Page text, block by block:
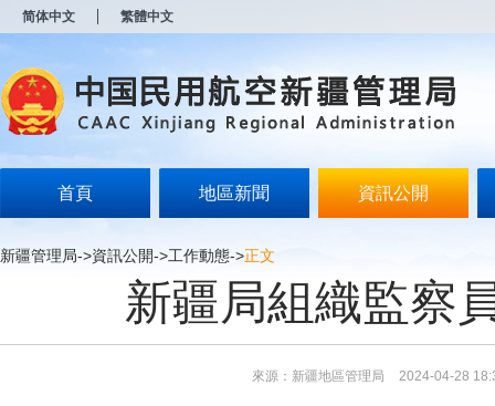
简体中文 繁體中文
首頁 地區新聞 資訊公開
新疆管理局->資訊公開->工作動態->正文
新疆局組織監察
來源：新疆地區管理局 2024-04-28
开
无
障
说
按
Alt
键